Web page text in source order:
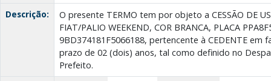
Descrição:
O presente TERMO tem por objeto a CESSÃO DE
FIAT/PALIO WEEKEND, COR BRANCA, PLACA
9BD374181F5066188, pertencente à CEDENTE em
prazo de 02 (dois) anos, tal como definido no
Prefeito.